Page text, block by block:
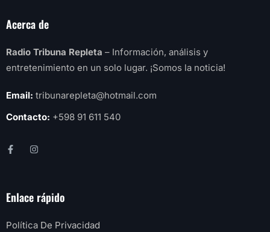
Acerca de
Radio Tribuna Repleta – Información, análisis y
entretenimiento en un solo lugar. ¡Somos la noticia!
Email: tribunarepleta@hotmail.com
Contacto: +598 91 611 540
Enlace rápido
Política De Privacidad